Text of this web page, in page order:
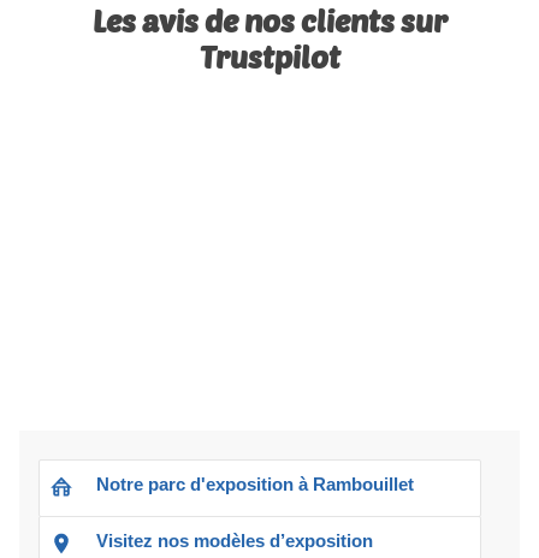
Les avis de nos clients sur
Trustpilot
Notre parc d'exposition à Rambouillet
Visitez nos modèles d’exposition